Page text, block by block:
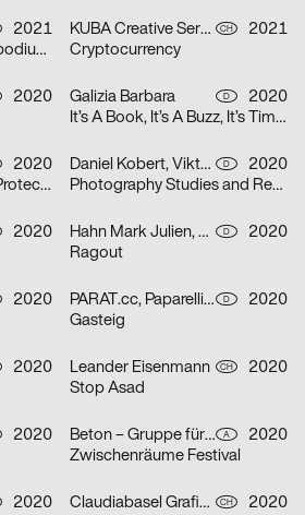
2021
Stummfilmfestival Filmpodium Zürich
KUBA Creative Services CH
2021
Cryptocurrency
2020
Galizia Barbara D
2020
It’s A Book, It’s A Buzz, It’s Time to Discuss
2020
Slow Down Extinction Protect Biodiversity
Daniel Kobert, Viktor Lentzen D
2020
Photography Studies and Research
2020
Hahn Mark Julien, Kormann Raffael D
2020
Ragout
2020
PARAT.cc, Paparelli Nolan D
2020
Gasteig
2020
Leander Eisenmann CH
2020
Stop Asad
2020
Beton – Gruppe für Gestaltung A
2020
Zwischenräume Festival
2020
Claudiabasel Grafik & Interaktion CH
2020